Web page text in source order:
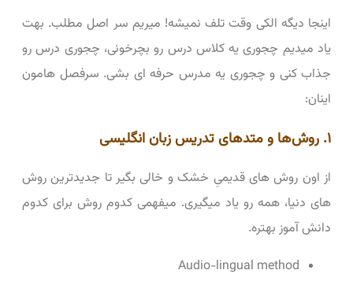
اینجا دیگه الکی وقت تلف نمیشه! میریم سر اصل مطلب. بهت
یاد میدیم چجوری یه کلاس درس رو بچرخونی، چجوری درس رو
جذاب کنی و چجوری یه مدرس حرفه ای بشی. سرفصل هامون
اینان:
۱. روش‌ها و متدهای تدریس زبان انگلیسی
از اون روش های قدیمیِ خشک و خالی بگیر تا جدیدترین روش
های دنیا، همه رو یاد میگیری. میفهمی کدوم روش برای کدوم
دانش آموز بهتره.
Audio-lingual method